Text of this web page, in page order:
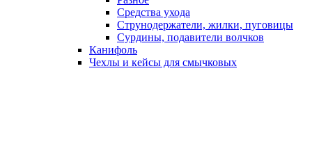
Средства ухода
Струнодержатели, жилки, пуговицы
Сурдины, подавители волчков
Канифоль
Чехлы и кейсы для смычковых